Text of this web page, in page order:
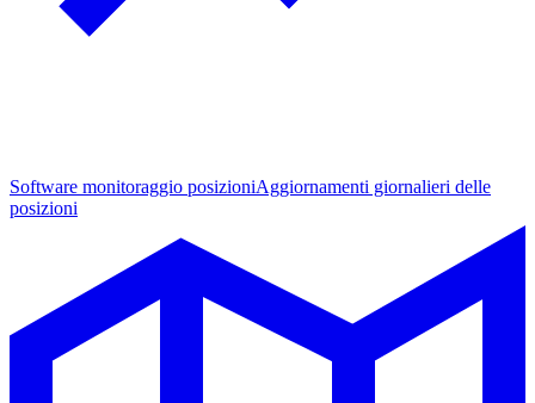
Software monitoraggio posizioniAggiornamenti giornalieri delle
posizioni